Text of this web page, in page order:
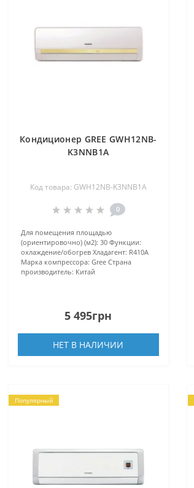
Кондиционер GREE GWH12NB-
K3NNB1A
Код товара: GWH12NB-K3NNB1A
0
Для помещения площадью
(ориентировочно) (м2): 30 Функции:
охлаждение/обогрев Хладагент: R410А
Марка компрессора: Gree Страна
производитель: Китай
5 495грн
НЕТ В НАЛИЧИИ
Популярный